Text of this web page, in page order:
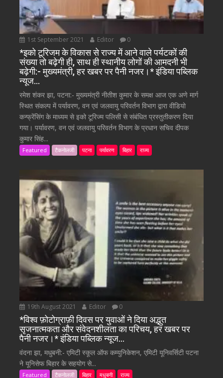
1st September 2021 Editor 0
*इको टूरिजम के विकास से राज्य में आने वाले पर्यटकों की
संख्या तो बढ़ेगी ही, साथ ही स्थानीय लोगों की आमदनी भी
बढ़ेगी:- मुख्यमंत्री, हर खबर पर पैनी नजर।* इंडिया पब्लिक
न्यूज…
रमेश शंकर झा, पटना:- मुख्यमंत्री नीतीश कुमार के समक्ष आज एक अणे मार्ग
स्थित संकल्प में पर्यावरण, वन एवं जलवायु परिवर्तन विभाग द्वारा वीडियो
कन्फ्रेंसिंग के माध्यम से इको टूरिज्म पलिसी से संबंधित प्रस्तुतीकरण दिया
गया। पर्यावरण, वन एवं जलवायु परिवर्तन विभाग के प्रधान सचिव दीपक
कुमार सिंह...
Featured टैकनोलजी पटना पर्यावरण बिहार राज्य
19th August 2021 Editor 0
*विश्व फ़ोटोग्राफ़ी दिवस पर युवाओं ने दिया अद्भुत
सृजनात्मकता और संवेदनशीलता का परिचय, हर खबर पर
पैनी नजर।* इंडिया पब्लिक न्यूज…
वंदना झा, मधुबनी:- एमिटी स्कूल ऑफ कम्युनिकेशन, एमिटी यूनिवर्सिटी पटना
ने यूनिसेफ बिहार के सहयोग से...
Featured टैकनोलजी बिहार मधुबनी राज्य